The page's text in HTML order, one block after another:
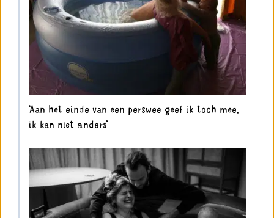
‘Aan het einde van een perswee geef ik toch mee,
ik kan niet anders’